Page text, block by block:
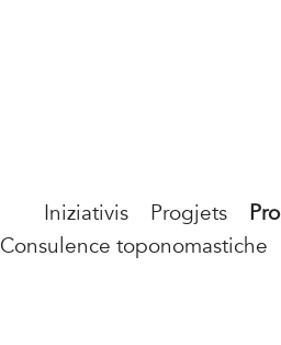
Iniziativis Progjets
Consulence toponomastiche